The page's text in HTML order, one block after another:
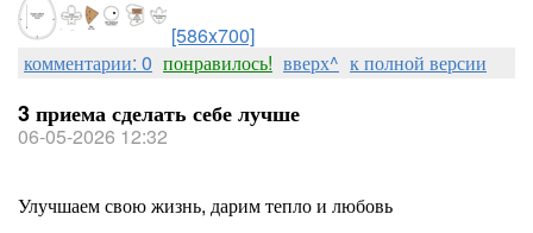
[586x700]
комментарии: 0 понравилось! вверх^ к полной версии
3 приема сделать себе лучше
06-05-2026 12:32
Улучшаем свою жизнь, дарим тепло и любовь